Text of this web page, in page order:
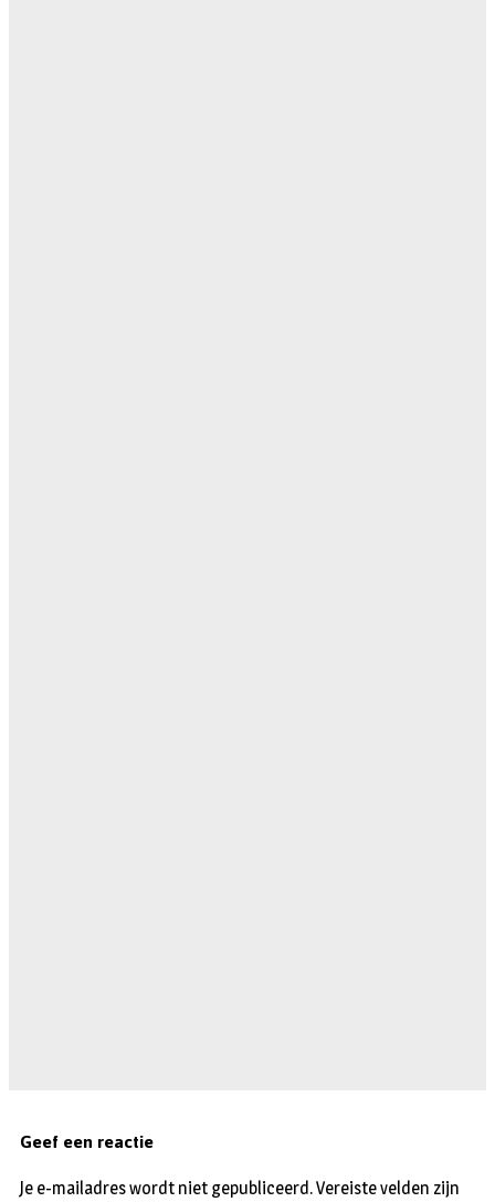
Geef een reactie
Je e-mailadres wordt niet gepubliceerd.Vereiste velden zijn